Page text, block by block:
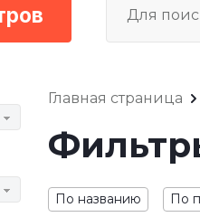
Главная страница
По названию По